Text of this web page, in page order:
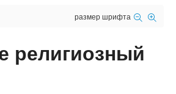
размер шрифта
религиозный